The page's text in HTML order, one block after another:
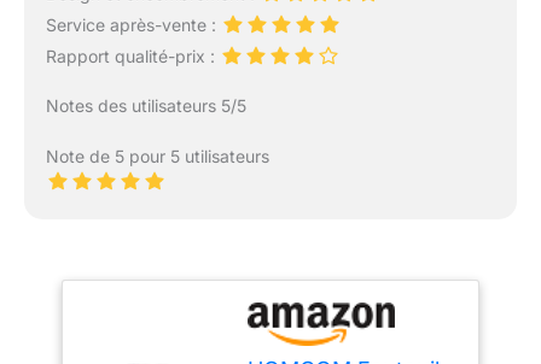
Service après-vente :
Rapport qualité-prix :
Notes des utilisateurs 5/5
Note de 5 pour 5 utilisateurs